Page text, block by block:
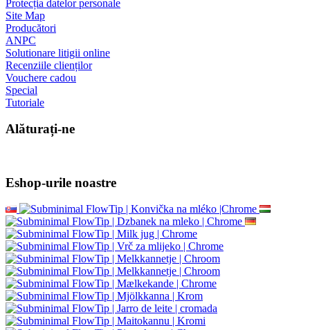
Protecția datelor personale
Site Map
Producători
ANPC
Solutionare litigii online
Recenziile clienților
Vouchere cadou
Special
Tutoriale
Alăturați-ne
Eshop-urile noastre